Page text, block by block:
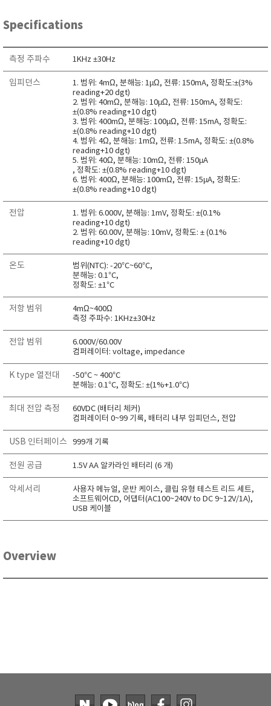
NEW COSMOS
OCEANUS
OKANO WORKS
PARTICLE PLUS
PEAK TECH
Schaller (Humimeter)
Sensortechnikk Meinsberg
SHINAGAWA
SHINYEI TECHNOLOGY
Showa sokki
SNDWAY
Solarmeter®
SONIC CORPORATION
T&D
TAKEMURA
TENMARS
Termoprodukt
TFA Dostmann
THERMO LAB
TSI
Specifications
측정 주파수 1KHz ±30Hz
임피던스
1. 범위: 4mΩ, 분해능: 1µΩ, 전류: 150mA, 정확도:±(3%
reading+20 dgt)
2. 범위: 40mΩ, 분해능: 10µΩ, 전류: 150mA, 정확도:
±(0.8% reading+10 dgt)
3. 범위: 400mΩ, 분해능: 100µΩ, 전류: 15mA, 정확도:
±(0.8% reading+10 dgt)
4. 범위: 4Ω, 분해능: 1mΩ, 전류: 1.5mA, 정확도: ±(0.8%
reading+10 dgt)
5. 범위: 40Ω, 분해능: 10mΩ, 전류: 150µA
, 정확도: ±(0.8% reading+10 dgt)
6. 범위: 400Ω, 분해능: 100mΩ, 전류: 15µA, 정확도:
±(0.8% reading+10 dgt)
전압
1. 범위: 6.000V, 분해능: 1mV, 정확도: ±(0.1%
reading+10 dgt)
2. 범위: 60.00V, 분해능: 10mV, 정확도: ± (0.1%
reading+10 dgt)
온도
범위(NTC): -20°C~60°C,
분해능: 0.1°C,
정확도: ±1°C
저항 범위
4mΩ~400Ω
측정 주파수: 1KHz±30Hz
전압 범위
6.000V/60.00V
컴퍼레이터: voltage, impedance
K type 열전대
-50°C ~ 400°C
분해능: 0.1°C, 정확도: ±(1%+1.0°C)
최대 전압 측정
60VDC (배터리 체커)
컴퍼레이터 0~99 기록, 배터리 내부 임피던스, 전압
USB 인터페이스 999개 기록
전원 공급 1.5V AA 알카라인 배터리 (6 개)
악세서리
사용자 메뉴얼, 운반 케이스, 클립 유형 테스트 리드 세트,
소프트웨어CD, 어댑터(AC100~240V to DC 9~12V/1A),
USB 케이블
Overview